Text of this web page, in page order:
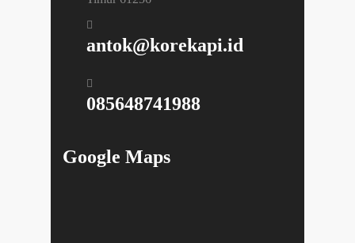
antok@korekapi.id
085648741988
Google Maps